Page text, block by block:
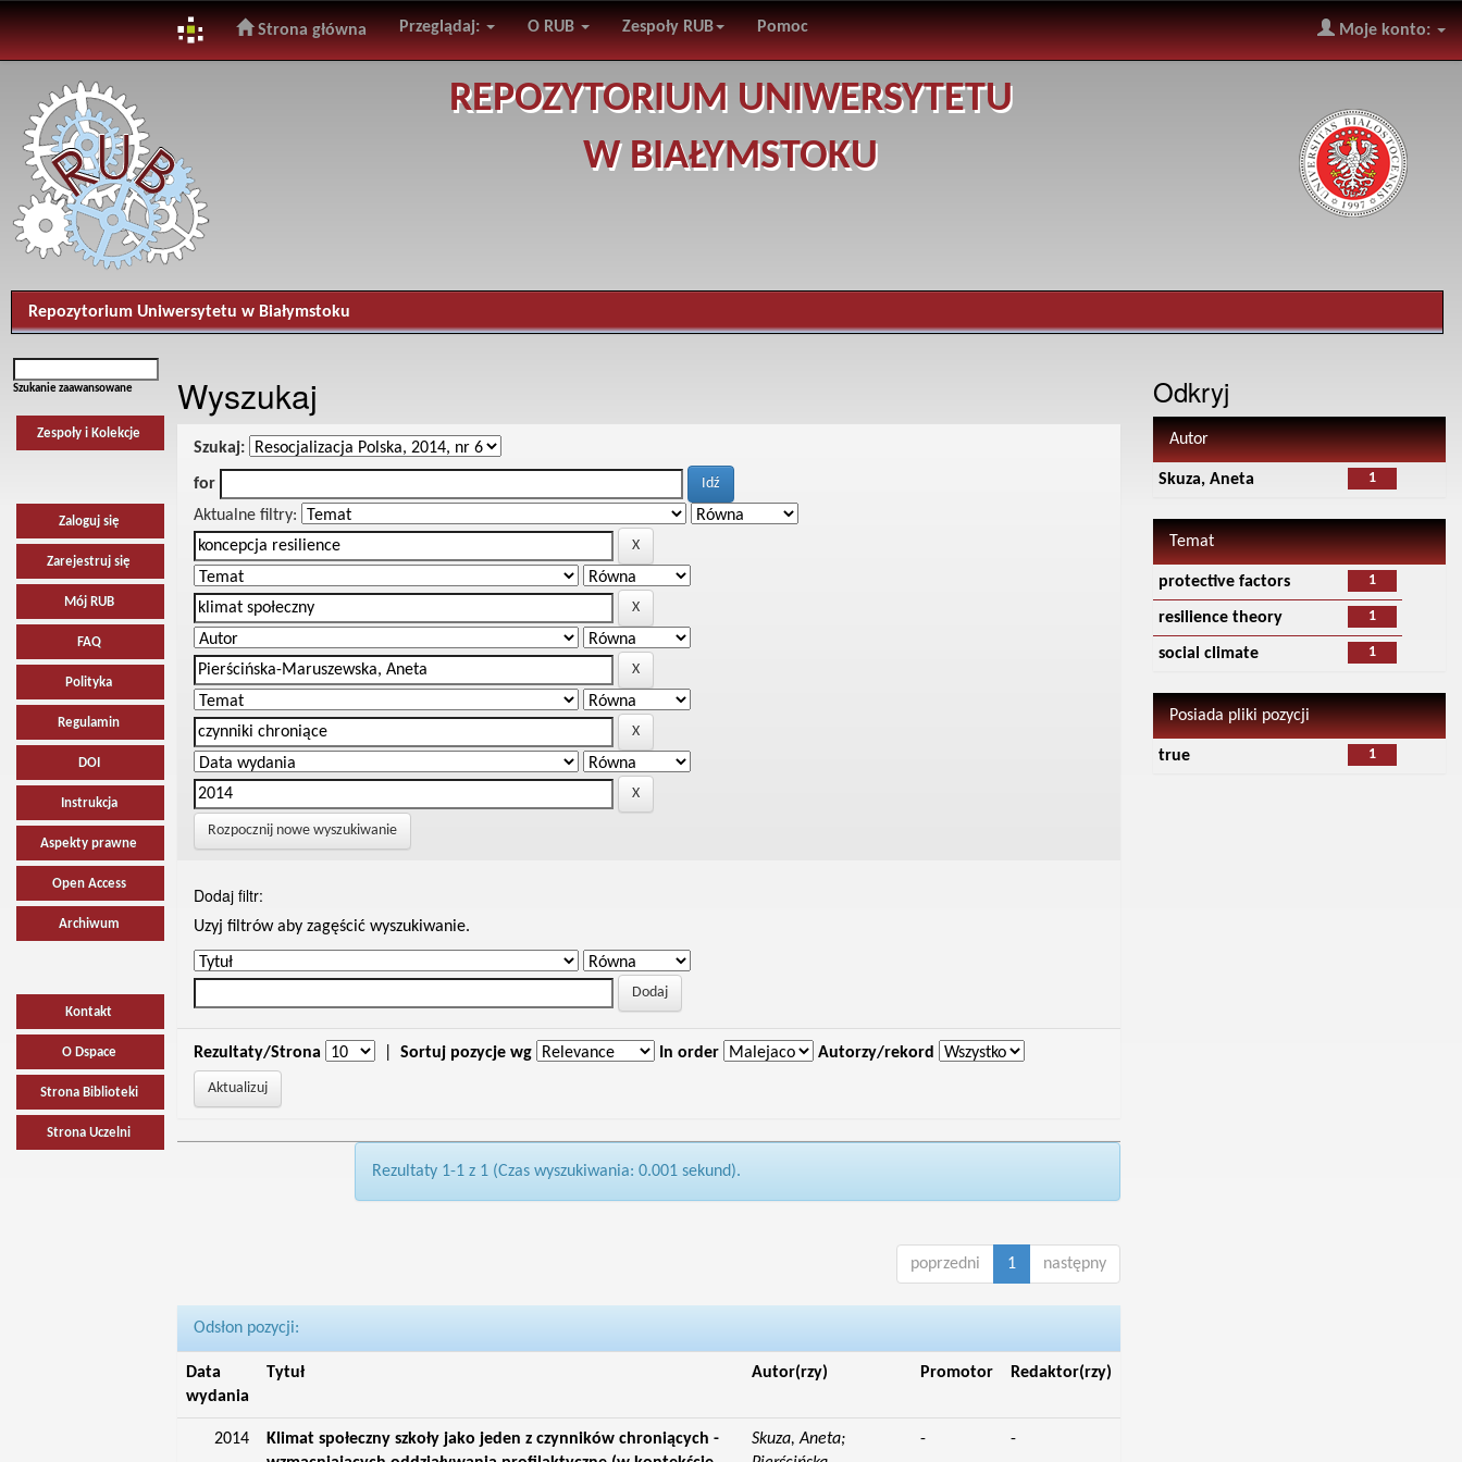
navigation
Strona główna Przeglądaj: O RUB Zespoły RUB Pomoc Moje konto:
REPOZYTORIUM UNIWERSYTETU
W BIAŁYMSTOKU
Repozytorium Uniwersytetu w Białymstoku
Szukanie zaawansowane
Zespoły i Kolekcje
Zaloguj się
Zarejestruj się
Mój RUB
FAQ
Polityka
Regulamin
DOI
Instrukcja
Aspekty prawne
Open Access
Archiwum
Kontakt
O Dspace
Strona Biblioteki
Strona Uczelni
Wyszukaj
Szukaj:
for
Aktualne filtry:
Rozpocznij nowe wyszukiwanie
Dodaj filtr:
Uzyj filtrów aby zagęścić wyszukiwanie.
Rezultaty/Strona Sortuj pozycje wg In order Autorzy/rekord
Rezultaty 1-1 z 1 (Czas wyszukiwania: 0.001 sekund).
poprzedni 1 następny
Odsłon pozycji:
Data
wydania
Tytuł Autor(rzy) Promotor Redaktor(rzy)
2014
Klimat społeczny szkoły jako jeden z czynników chroniących -
Skuza, Aneta;
- -
Odkryj
Autor
1
Skuza, Aneta
Temat
1
protective factors
1
resilience theory
1
social climate
Posiada pliki pozycji
1
true